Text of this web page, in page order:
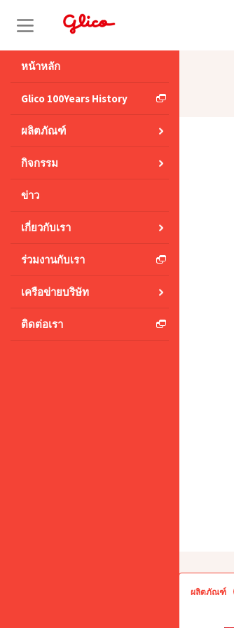
S
p
t
o
n
e
หน้าหลัก
Glico 100Years History
ผลิตภัณฑ์
กิจกรรม
ข่าว
เกี่ยวกับเรา
ร่วมงานกับเรา
เครือข่ายบริษัท
ติดต่อเรา
ป๊อกกี้
ผลิตภัณฑ์